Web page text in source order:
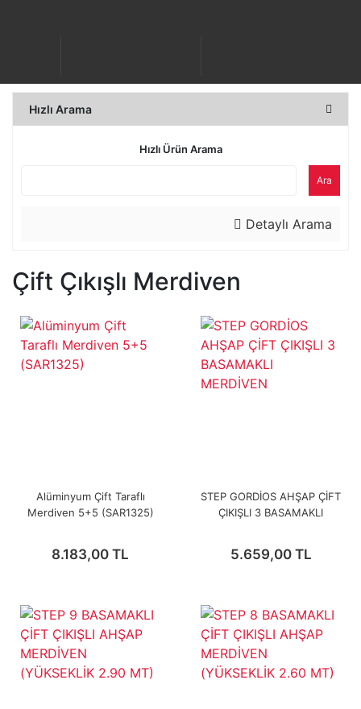
Hızlı Arama
Hızlı Ürün Arama
Ara
Detaylı Arama
Çift Çıkışlı Merdiven
Alüminyum Çift Taraflı
Merdiven 5+5 (SAR1325)
8.183,00 TL
STEP GORDİOS AHŞAP ÇİFT
ÇIKIŞLI 3 BASAMAKLI
5.659,00 TL